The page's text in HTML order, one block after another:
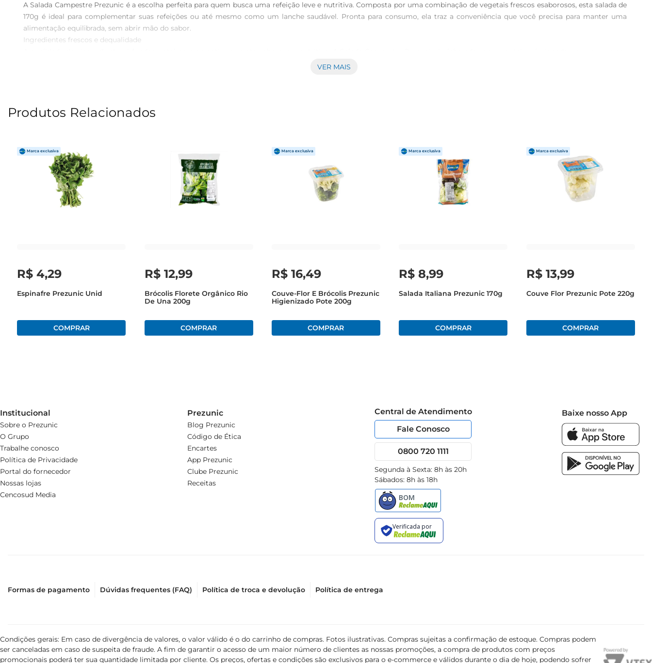
A Salada Campestre Prezunic é a escolha perfeita para quem busca uma refeição leve e nutritiva. Composta por uma combinação de vegetais frescos esaborosos, esta salada de
170g é ideal para complementar suas refeições ou até mesmo como um lanche saudável. Pronta para consumo, ela traz a conveniência que você precisa para manter uma
alimentação equilibrada, sem abrir mão do sabor.
Ingredientes frescos e dequalidade
seu frescor e crocância. Cada embalagem contém uma mistura de alface, cenoura, repolho e outros vegetais, proporcionando uma explosão de sabores e texturas a cada garfada.
rápido, a Salada Campestre Prezunic se adapta facilmente às suas necessidades. Além disso, você pode incrementar a salada com molhos ou ingredientes adicionais, como
que combina saúde e praticidade, permitindo que você tenha uma refeição nutritiva em poucos minutos. Basta abrir e servir, sem necessidade de preparo adicional.
Informações nutricionais
Cada porção de 170g da Salada Campestre Prezunic é uma excelente fonte de fibras e vitaminas, contribuindo para uma dieta equilibrada. É uma escolha que promove a saúde e
o bemestar, ajudando a manter uma alimentação variada e rica em nutrientes.
Experimente a Salada Campestre Prezunic e descubra como é fácil incluir mais frescor e sabor nas suas refeições diárias
VER MAIS
Produtos Relacionados
R$ 4,29
Espinafre Prezunic Unid
R$ 12,99
Brócolis Florete Orgânico Rio
De Una 200g
R$ 16,49
Couve-Flor E Brócolis Prezunic
Higienizado Pote 200g
R$ 8,99
Salada Italiana Prezunic 170g
R$ 13,99
Couve Flor Prezunic Pote 220g
Institucional
Sobre o Prezunic
O Grupo
Trabalhe conosco
Política de Privacidade
Portal do fornecedor
Nossas lojas
Cencosud Media
Prezunic
Blog Prezunic
Código de Ética
Encartes
App Prezunic
Clube Prezunic
Receitas
Central de Atendimento
Fale Conosco
0800 720 1111
Segunda à Sexta: 8h às 20h
Sábados: 8h às 18h
Baixe nosso App
Formas de pagamento Dúvidas frequentes (FAQ) Política de troca e devolução Política de entrega
Condições gerais: Em caso de divergência de valores, o valor válido é o do carrinho de compras. Fotos ilustrativas. Compras sujeitas a confirmação de estoque. Compras podem
ser canceladas em caso de suspeita de fraude. A fim de garantir o acesso de um maior número de clientes as nossas promoções, a compra de produtos com preços
promocionais poderá ter sua quantidade limitada por cliente. Os preços, ofertas e condições são exclusivos para o e-commerce e válidos durante o dia de hoje, podendo sofrer